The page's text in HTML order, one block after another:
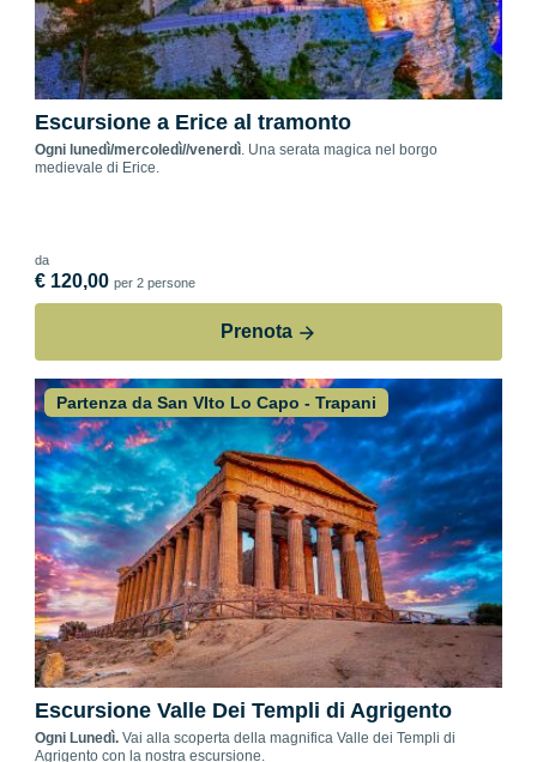
Escursione a Erice al tramonto
Ogni lunedì/mercoledì//venerdì. Una serata magica nel borgo
medievale di Erice.
da
€ 120,00 per 2 persone
Prenota
Partenza da San VIto Lo Capo - Trapani
Escursione Valle Dei Templi di Agrigento
Ogni Lunedì.Vai alla scoperta della magnifica Valle dei Templi di
Agrigento con la nostra escursione.